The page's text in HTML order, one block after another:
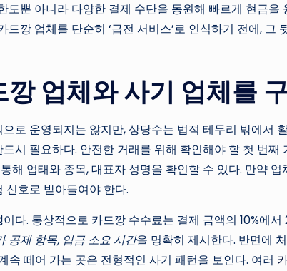
도뿐 아니라 다양한 결제 수단을 동원해 빠르게 현금
드깡 업체를 단순히 ‘급전 서비스’로 인식하기 전에, 그
깡 업체와 사기 업체를
로 운영되지는 않지만, 상당수는 법적 테두리 밖에서
시 필요하다. 안전한 거래를 위해 확인해야 할 첫 번째
해 업태와 종목, 대표자 성명을 확인할 수 있다. 만약
신호로 받아들여야 한다.
이다. 통상적으로 카드깡 수수료는 결제 금액의 10%에
공제 항목, 입금 소요 시간을 명확히 제시한다. 반면에
속 떼어 가는 곳은 전형적인 사기 패턴을 보인다. 여러